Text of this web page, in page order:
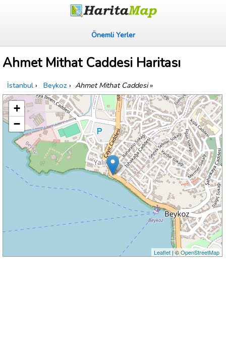
Önemli Yerler
Ahmet Mithat Caddesi Haritası
İstanbul › Beykoz › Ahmet Mithat Caddesi»
+
−
Leaflet| ©OpenStreetMap